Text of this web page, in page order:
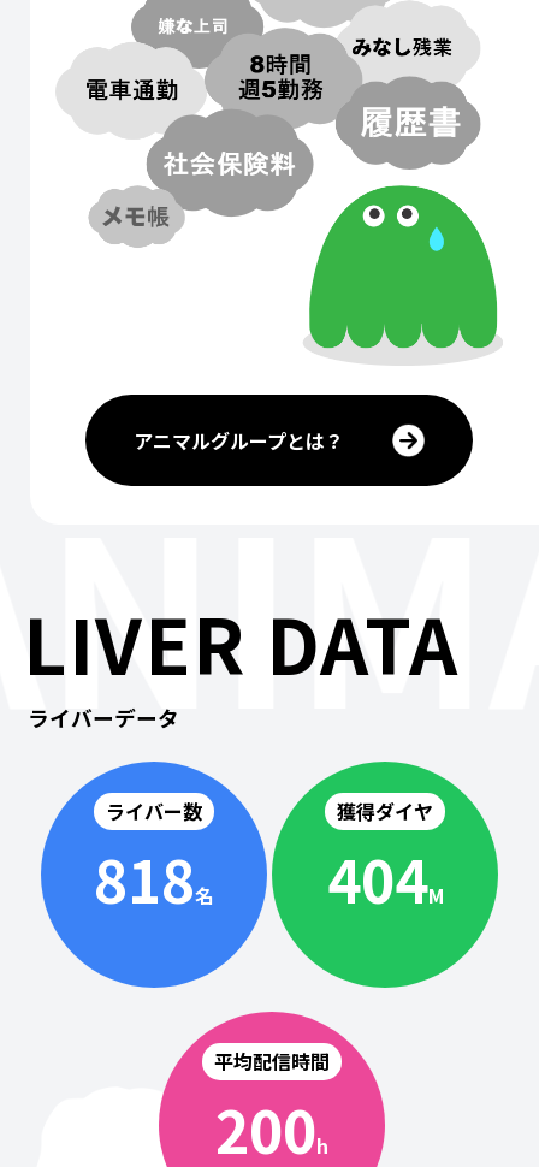
アニマルグループとは？
LIVER DATA
ライバーデータ
ライバー数
818名
獲得ダイヤ
404M
平均配信時間
200h